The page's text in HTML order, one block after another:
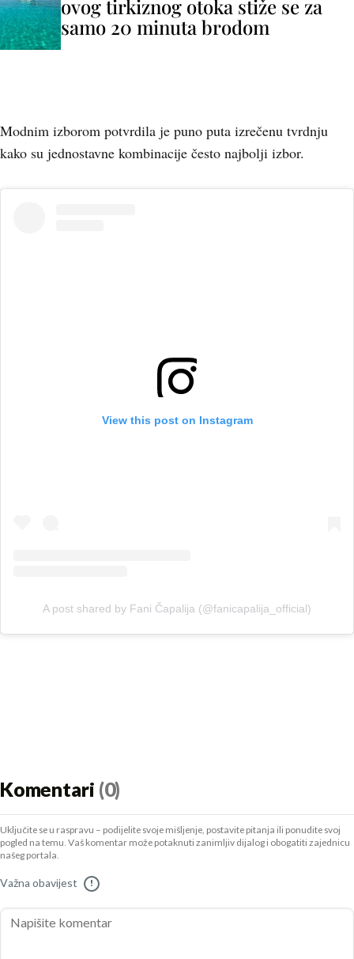
ovog tirkiznog otoka stiže se za
samo 20 minuta brodom
Modnim izborom potvrdila je puno puta izrečenu tvrdnju
kako su jednostavne kombinacije često najbolji izbor.
View this post on Instagram
A post shared by Fani Čapalija (@fanicapalija_official)
Komentari (0)
Uključite se u raspravu – podijelite svoje mišljenje, postavite pitanja ili ponudite svoj
pogled na temu. Vaš komentar može potaknuti zanimljiv dijalog i obogatiti zajednicu
našeg portala.
Važna obavijest !